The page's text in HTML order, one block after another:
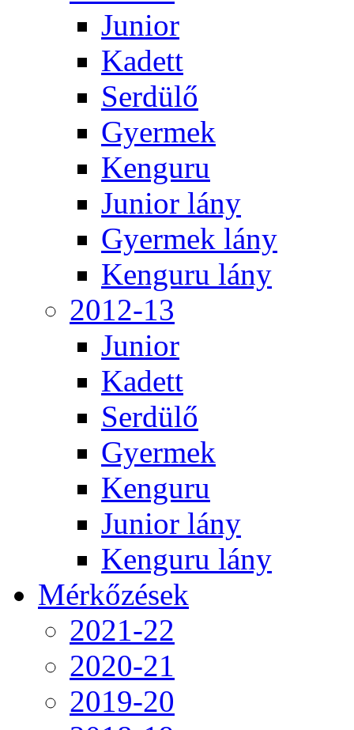
Junior
Kadett
Serdülő
Gyermek
Kenguru
Junior lány
Gyermek lány
Kenguru lány
2012-13
Junior
Kadett
Serdülő
Gyermek
Kenguru
Junior lány
Kenguru lány
Mérkőzések
2021-22
2020-21
2019-20